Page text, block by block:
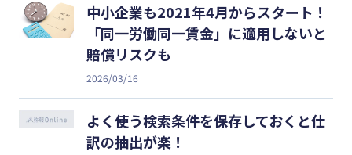
中小企業も2021年4月からスタート！
「同一労働同一賃金」に適用しないと
賠償リスクも
2026/03/16
よく使う検索条件を保存しておくと仕
訳の抽出が楽！